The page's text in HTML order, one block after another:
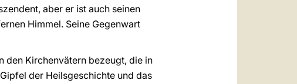
aber er ist auch seinen
Himmel. Seine Gegenwart
den Kirchenvätern bezeugt, die in
der Heilsgeschichte und das